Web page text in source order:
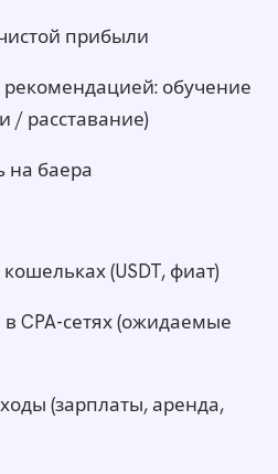
прибыли
рекомендацией: обучение
/ расставание)
на баера
(USDT, фиат)
CPA-сетях (ожидаемые
(зарплаты, аренда,